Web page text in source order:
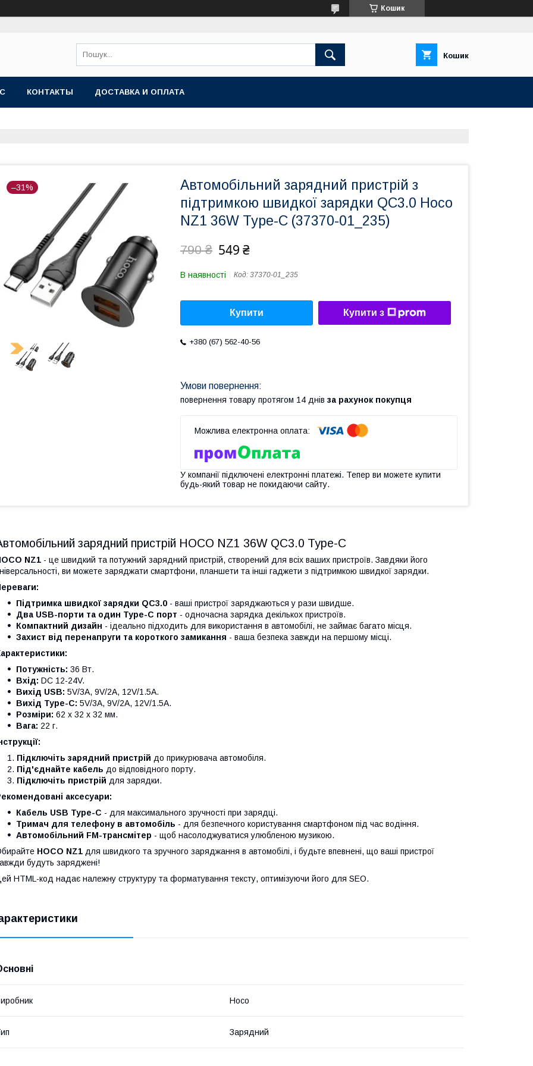
Кошик
Кошик
КОНТАКТЫ ДОСТАВКА И ОПЛАТА
–31%
Автомобільний зарядний пристрій з
підтримкою швидкої зарядки QC3.0 Hoco
NZ1 36W Type-C (37370-01_235)
790 ₴ 549 ₴
В наявності Код: 37370-01_235
Купити Купити з
+380 (67) 562-40-56
повернення товару протягом 14 днів за рахунок покупця
У компанії підключені електронні платежі. Тепер ви можете купити
будь-який товар не покидаючи сайту.
зарядний пристрій HOCO NZ1 36W QC3.0 Type-C
NZ1 - це швидкий та потужний зарядний пристрій, створений для всіх ваших пристроїв. Завдяки його
ви можете заряджати смартфони, планшети та інші гаджети з підтримкою швидкої зарядки.
Підтримка швидкої зарядки QC3.0 - ваші пристрої заряджаються у рази швидше.
Два USB-порти та один Type-C порт - одночасна зарядка декількох пристроїв.
Компактний дизайн - ідеально підходить для використання в автомобілі, не займає багато місця.
Захист від перенапруги та короткого замикання - ваша безпека завжди на першому місці.
Потужність: 36 Вт.
Вхід: DC 12-24V.
Вихід USB: 5V/3A, 9V/2A, 12V/1.5A.
Вихід Type-C: 5V/3A, 9V/2A, 12V/1.5A.
Розміри: 62 x 32 x 32 мм.
Вага: 22 г.
Підключіть зарядний пристрій до прикурювача автомобіля.
Під'єднайте кабель до відповідного порту.
Підключіть пристрій для зарядки.
аксесуари:
Кабель USB Type-C - для максимального зручності при зарядці.
Тримач для телефону в автомобіль - для безпечного користування смартфоном під час водіння.
Автомобільний FM-трансмітер - щоб насолоджуватися улюбленою музикою.
HOCO NZ1 для швидкого та зручного заряджання в автомобілі, і будьте впевнені, що ваші пристрої
будуть заряджені!
HTML-код надає належну структуру та форматування тексту, оптимізуючи його для SEO.
Hoco
Зарядний